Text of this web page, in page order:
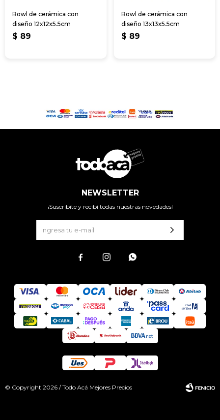
Bowl de cerámica con
diseño 12x12x5.5cm
$ 89
Bowl de cerámica con
diseño 13x13x5.5cm
$ 89
NEWSLETTER
¡Suscribite y recibí todas nuestras novedades!
  
© Copyright 2026 / Todo Acá Mejores Precios